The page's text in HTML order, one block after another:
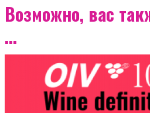
Возможно, вас
...